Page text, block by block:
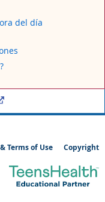
del día
Terms of Use Copyright